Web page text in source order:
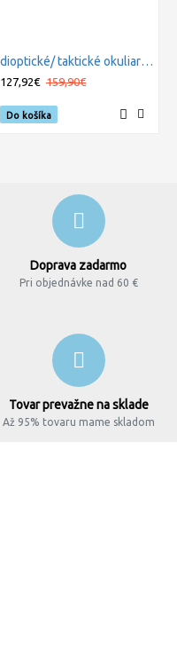
dioptické/ taktické okuliare s vymeniteľnými zorníkmi WILEY X VAPOR COMM. - Smoke Grey + Clear + Light Rust 2,5mm
127,92€ 159,90€
Do košíka
Doprava zadarmo
Pri objednávke nad 60 €
Tovar prevažne na sklade
Až 95% tovaru mame skladom